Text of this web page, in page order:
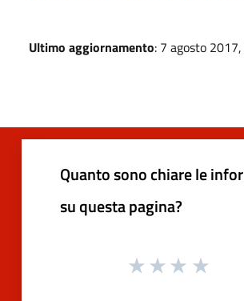
Ultimo aggiornamento: 7 agosto
Quanto sono chiare le
su questa pagina?